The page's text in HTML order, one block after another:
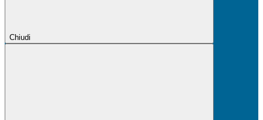
Chiudi